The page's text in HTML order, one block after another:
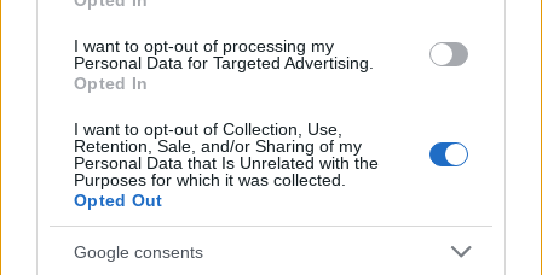
I want to opt-out of processing my
Personal Data for Targeted Advertising.
Opted In
I want to opt-out of Collection, Use,
Retention, Sale, and/or Sharing of my
Personal Data that Is Unrelated with the
Purposes for which it was collected.
Opted Out
Google consents
Σχόλια
αυτοκίνητο, προσπάθησα
να φύγω αριστερά» λέει ο
οδηγός του φορτηγού
που έκρυβε τον
πατέρα του σε